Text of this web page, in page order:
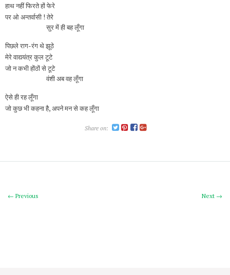
हाथ नहीं फिरते हों फेरे
पर ओ अन्तर्वासी ! तेरे
सुर में ही बह लूँगा
पिछले राग-रंग थे झूठे
मेरे वाद्ययंत्र कुल टूटे
जो न कभी होंठों से टूटे
वंशी अब वह लूँगा
ऐसे ही रह लूँगा
जो कुछ भी कहना है, अपने मन से कह लूँगा
Share on:
Next →
← Previous